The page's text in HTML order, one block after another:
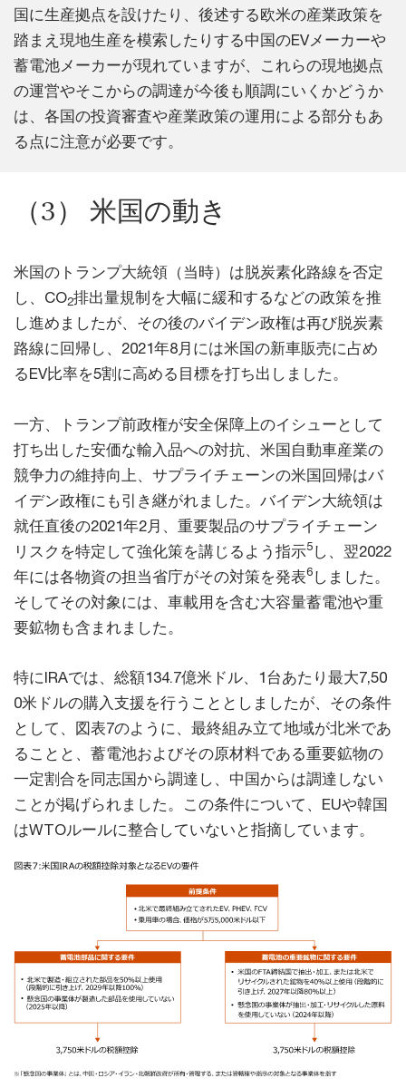
国に生産拠点を設けたり、後述する欧米の産業政策を
踏まえ現地生産を模索したりする中国のEVメーカーや
蓄電池メーカーが現れていますが、これらの現地拠点
の運営やそこからの調達が今後も順調にいくかどうか
は、各国の投資審査や産業政策の運用による部分もあ
る点に注意が必要です。
（3） 米国の動き
米国のトランプ大統領（当時）は脱炭素化路線を否定
し、CO2排出量規制を大幅に緩和するなどの政策を推
し進めましたが、その後のバイデン政権は再び脱炭素
路線に回帰し、2021年8月には米国の新車販売に占め
るEV比率を5割に高める目標を打ち出しました。
一方、トランプ前政権が安全保障上のイシューとして
打ち出した安価な輸入品への対抗、米国自動車産業の
競争力の維持向上、サプライチェーンの米国回帰はバ
イデン政権にも引き継がれました。バイデン大統領は
就任直後の2021年2月、重要製品のサプライチェーン
リスクを特定して強化策を講じるよう指示5し、翌2022
年には各物資の担当省庁がその対策を発表6しました。
そしてその対象には、車載用を含む大容量蓄電池や重
要鉱物も含まれました。
特にIRAでは、総額134.7億米ドル、1台あたり最大7,50
0米ドルの購入支援を行うこととしましたが、その条件
として、図表7のように、最終組み立て地域が北米であ
ることと、蓄電池およびその原材料である重要鉱物の
一定割合を同志国から調達し、中国からは調達しない
ことが掲げられました。この条件について、EUや韓国
はWTOルールに整合していないと指摘しています。